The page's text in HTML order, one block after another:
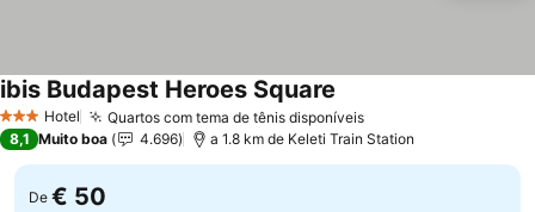
3 EstrelasHotel Quartos com tema de tênis disponíveisVer preços
ibis Budapest Heroes Square
8,1 Muito boa 4.696 a 1.8 km de Keleti Train Station
De € 50